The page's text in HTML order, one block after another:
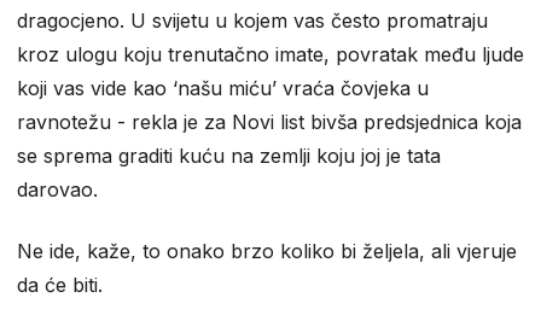
dragocjeno. U svijetu u kojem vas često promatraju
kroz ulogu koju trenutačno imate, povratak među ljude
koji vas vide kao ‘našu miću’ vraća čovjeka u
ravnotežu - rekla je za Novi list bivša predsjednica koja
se sprema graditi kuću na zemlji koju joj je tata
darovao.
Ne ide, kaže, to onako brzo koliko bi željela, ali vjeruje
da će biti.